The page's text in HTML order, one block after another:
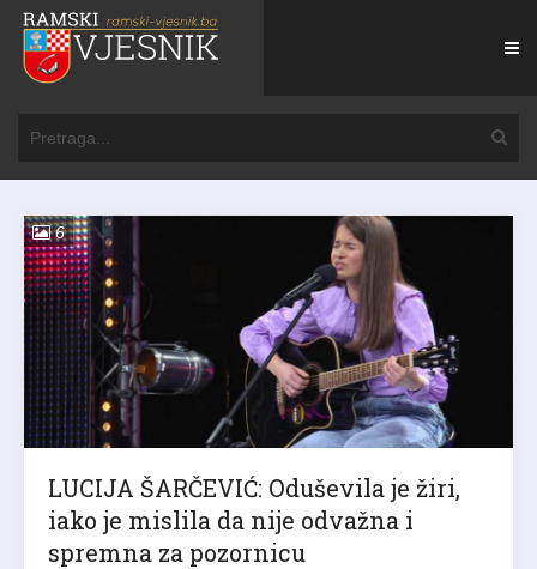
6
LUCIJA ŠARČEVIĆ: Oduševila je žiri,
iako je mislila da nije odvažna i
spremna za pozornicu